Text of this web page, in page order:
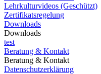
Lehrkulturvideos (Geschützt)
Zertifikatsregelung
Downloads
Downloads
test
Beratung & Kontakt
Beratung & Kontakt
Datenschutzerklärung